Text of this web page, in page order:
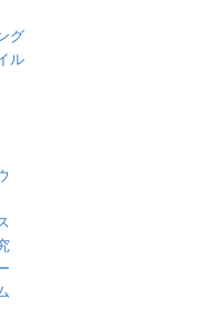
グ
ル